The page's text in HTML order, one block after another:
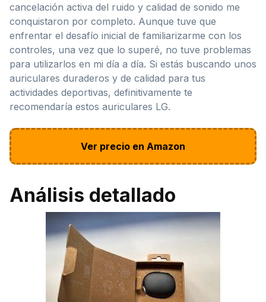
cancelación activa del ruido y calidad de sonido me
conquistaron por completo. Aunque tuve que
enfrentar el desafío inicial de familiarizarme con los
controles, una vez que lo superé, no tuve problemas
para utilizarlos en mi día a día. Si estás buscando unos
auriculares duraderos y de calidad para tus
actividades deportivas, definitivamente te
recomendaría estos auriculares LG.
Ver precio en Amazon
Análisis detallado